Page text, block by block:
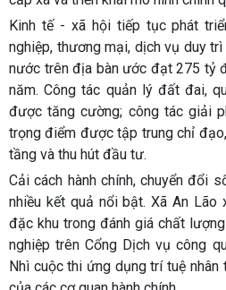
Kinh tế - xã hội tiếp tục phát
nghiệp, thương mại, dịch vụ duy
nước trên địa bàn ước đạt 275 tỷ
năm. Công tác quản lý đất đai,
được tăng cường; công tác giải
trọng điểm được tập trung chỉ
tầng và thu hút đầu tư.
Cải cách hành chính, chuyển đổi
nhiều kết quả nổi bật. Xã An
đặc khu trong đánh giá chất
nghiệp trên Cổng Dịch vụ công
Nhì cuộc thi ứng dụng trí tuệ